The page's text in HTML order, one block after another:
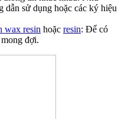
dẫn sử dụng hoặc các ký hiệu
wax resin hoặc resin: Để có
đợi.